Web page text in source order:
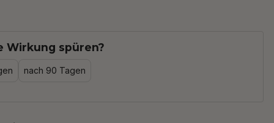
Wirkung spüren?
nach 90 Tagen